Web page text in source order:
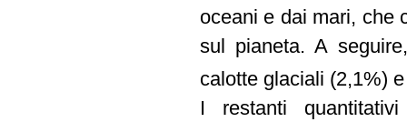
oceani e dai mari, che
sul pianeta. A
calotte glaciali (2,1%)
I restanti